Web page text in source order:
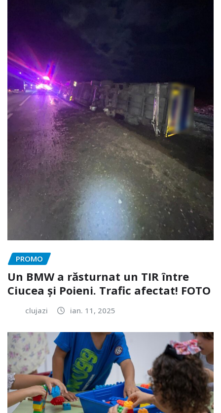
PROMO
Un BMW a răsturnat un TIR între
Ciucea și Poieni. Trafic afectat! FOTO
clujazi ian. 11, 2025